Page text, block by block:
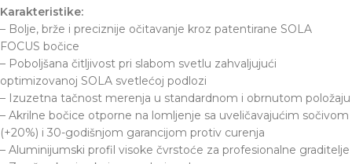
Karakteristike:
– Bolje, brže i preciznije očitavanje kroz patentirane SOLA
FOCUS bočice
– Poboljšana čitljivost pri slabom svetlu zahvaljujući
optimizovanoj SOLA svetlećoj podlozi
– Izuzetna tačnost merenja u standardnom i obrnutom položaju
– Akrilne bočice otporne na lomljenje sa uveličavajućim sočivom
(+20%) i 30-godišnjom garancijom protiv curenja
– Aluminijumski profil visoke čvrstoće za profesionalne graditelje